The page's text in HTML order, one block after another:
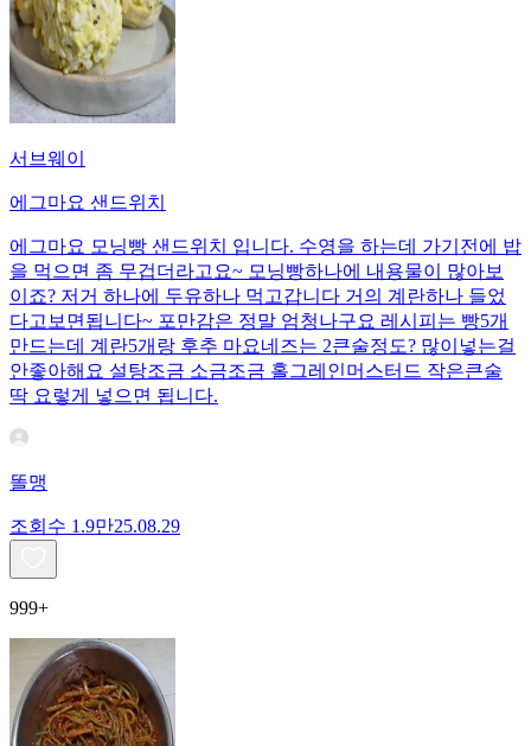
서브웨이
에그마요 샌드위치
에그마요 모닝빵 샌드위치 입니다. 수영을 하는데 가기전에 밥
을 먹으면 좀 무겁더라고요~ 모닝빵하나에 내용물이 많아보
이죠? 저거 하나에 두유하나 먹고갑니다 거의 계란하나 들었
다고보면됩니다~ 포만감은 정말 엄청나구요 레시피는 빵5개
만드는데 계란5개랑 후추 마요네즈는 2큰술정도? 많이넣는걸
안좋아해요 설탕조금 소금조금 홀그레인머스터드 작은큰술
딱 요렇게 넣으면 됩니다.
똘맹
조회수 1.9만25.08.29
999+